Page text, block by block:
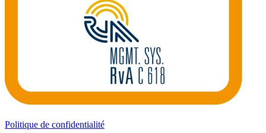
Politique de confidentialité